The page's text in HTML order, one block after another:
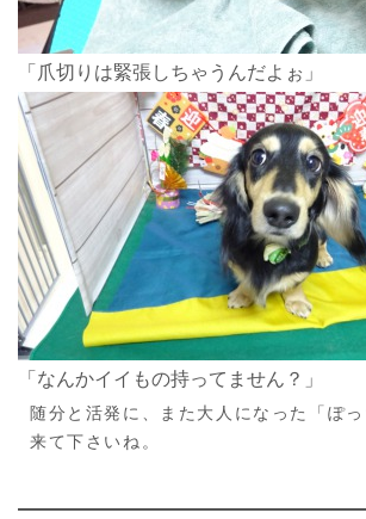
「爪切りは緊張しちゃうんだよぉ」
「なんかイイもの持ってません？」
随分と活発に、また大人になった「ぽ
来て下さいね。